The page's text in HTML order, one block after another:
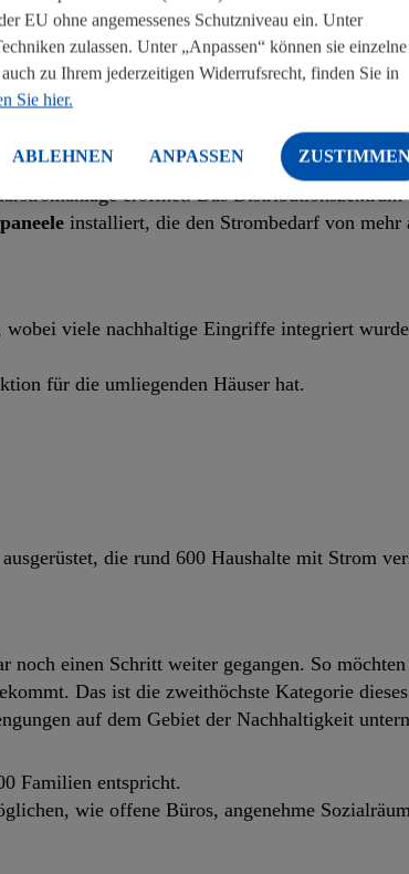
machen.
eröffnet. Das
installiert, die den Strombedarf von mehr
viele nachhaltige Eingriffe integriert
für die umliegenden Häuser hat.
ausgerüstet, die rund 600 Haushalte mit Strom
einen Schritt weiter gegangen. So
Das ist die zweithöchste Kategorie
auf dem Gebiet der Nachhaltigkeit
Familien entspricht.
wie offene Büros, angenehme
EU ohne angemessenes Schutzniveau ein. Unter
zulassen. Unter „Anpassen“ können sie einzelne
zu Ihrem jederzeitigen Widerrufsrecht, finden Sie in
Sie hier.
ABLEHNEN ANPASSEN